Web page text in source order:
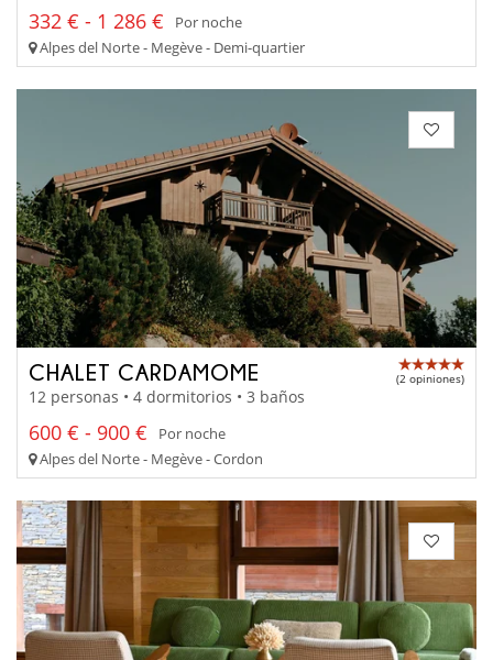
332 € - 1 286 €
Por noche
Alpes del Norte - Megève - Demi-quartier
CHALET CARDAMOME (2 opiniones)
12 personas • 4 dormitorios • 3 baños
600 € - 900 €
Por noche
Alpes del Norte - Megève - Cordon